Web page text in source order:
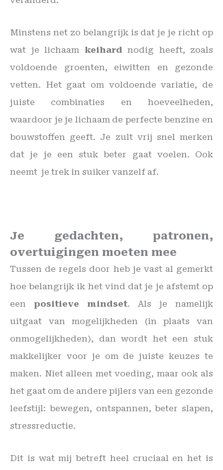
Minstens net zo belangrijk is dat je je richt op
wat je lichaam keihard nodig heeft, zoals
voldoende groenten, eiwitten en gezonde
vetten. Het gaat om voldoende variatie, de
juiste combinaties en hoeveelheden,
waardoor je je lichaam de perfecte benzine en
bouwstoffen geeft. Je zult vrij snel merken
dat je je een stuk beter gaat voelen. Ook
neemt je trek in suiker vanzelf af.
Je gedachten, patronen,
overtuigingen moeten mee
Tussen de regels door heb je vast al gemerkt
hoe belangrijk ik het vind dat je je afstemt op
een positieve mindset. Als je namelijk
uitgaat van mogelijkheden (in plaats van
onmogelijkheden), dan wordt het een stuk
makkelijker voor je om de juiste keuzes te
maken. Niet alleen met voeding, maar ook als
het gaat om de andere pijlers van een gezonde
leefstijl: bewegen, ontspannen, beter slapen,
stressreductie.
Dit is wat mij betreft heel cruciaal en het is